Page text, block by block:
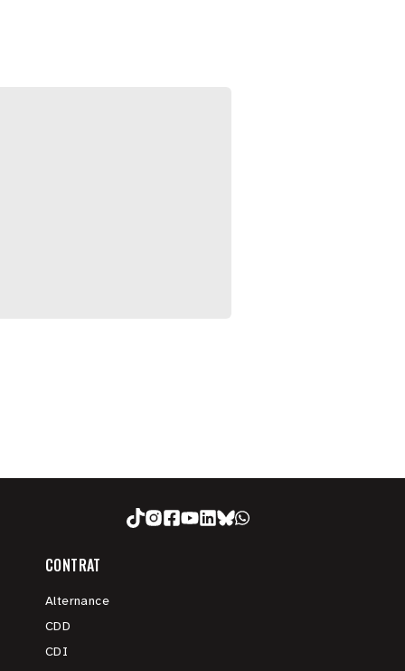
CONTRAT
Alternance
CDD
CDI